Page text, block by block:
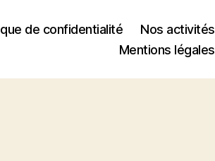
de confidentialité
Nos activités
Mentions légales